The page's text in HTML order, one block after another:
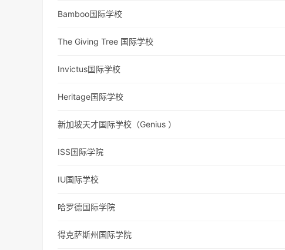
Bamboo国际学校
The Giving Tree 国际学校
Invictus国际学校
Heritage国际学校
新加坡天才国际学校（Genius ）
ISS国际学院
IU国际学校
哈罗德国际学院
得克萨斯州国际学院